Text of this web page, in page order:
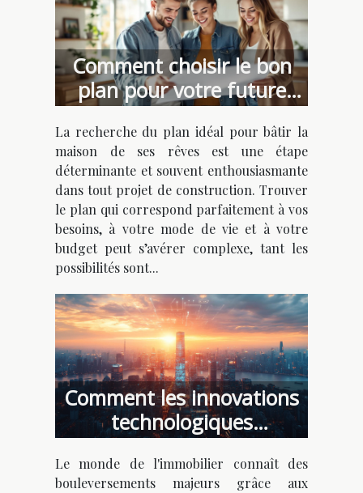
Comment choisir le bon
plan pour votre future
maison de rêve ?
La recherche du plan idéal pour bâtir la
maison de ses rêves est une étape
déterminante et souvent enthousiasmante
dans tout projet de construction. Trouver
le plan qui correspond parfaitement à vos
besoins, à votre mode de vie et à votre
budget peut s’avérer complexe, tant les
possibilités sont...
Comment les innovations
technologiques
transforment-elles
l'immobilier ?
Le monde de l'immobilier connaît des
bouleversements majeurs grâce aux